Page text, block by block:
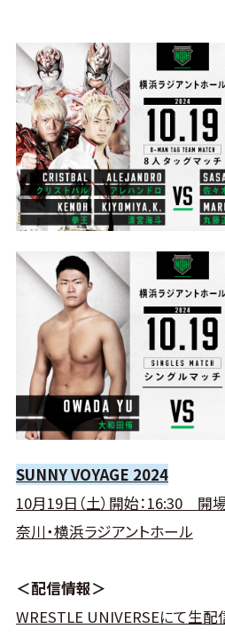
SUNNY VOYAGE 2024
10月19日（土）開始：16:30 開
奈川・横浜ラジアントホール
＜配信情報＞
WRESTLE UNIVERSEにて生配